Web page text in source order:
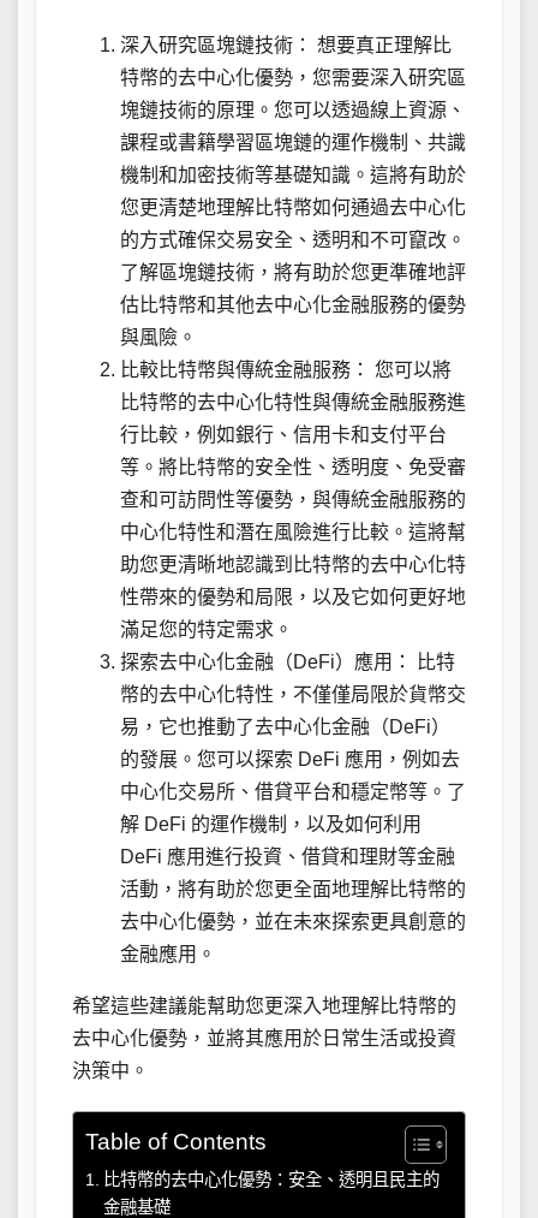
深入研究區塊鏈技術： 想要真正理解比
特幣的去中心化優勢，您需要深入研究區
塊鏈技術的原理。您可以透過線上資源、
課程或書籍學習區塊鏈的運作機制、共識
機制和加密技術等基礎知識。這將有助於
您更清楚地理解比特幣如何通過去中心化
的方式確保交易安全、透明和不可竄改。
了解區塊鏈技術，將有助於您更準確地評
估比特幣和其他去中心化金融服務的優勢
與風險。
比較比特幣與傳統金融服務： 您可以將
比特幣的去中心化特性與傳統金融服務進
行比較，例如銀行、信用卡和支付平台
等。將比特幣的安全性、透明度、免受審
查和可訪問性等優勢，與傳統金融服務的
中心化特性和潛在風險進行比較。這將幫
助您更清晰地認識到比特幣的去中心化特
性帶來的優勢和局限，以及它如何更好地
滿足您的特定需求。
探索去中心化金融（DeFi）應用： 比特
幣的去中心化特性，不僅僅局限於貨幣交
易，它也推動了去中心化金融（DeFi）
的發展。您可以探索 DeFi 應用，例如去
中心化交易所、借貸平台和穩定幣等。了
解 DeFi 的運作機制，以及如何利用
DeFi 應用進行投資、借貸和理財等金融
活動，將有助於您更全面地理解比特幣的
去中心化優勢，並在未來探索更具創意的
金融應用。
希望這些建議能幫助您更深入地理解比特幣的
去中心化優勢，並將其應用於日常生活或投資
決策中。
Table of Contents
比特幣的去中心化優勢：安全、透明且民主的
金融基礎